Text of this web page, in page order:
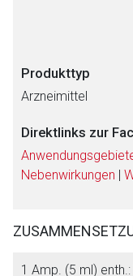
Produkttyp
Arzneimittel
Direktlinks zur
Nebenwirkungen |
1 Amp. (5 ml) enth.: